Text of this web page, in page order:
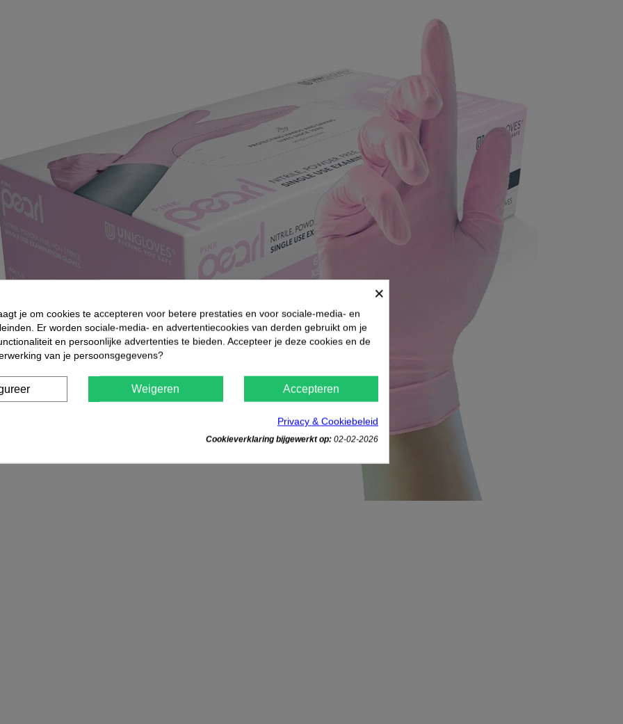
×
je om cookies te accepteren voor betere prestaties en voor sociale-media- en
Er worden sociale-media- en advertentiecookies van derden gebruikt om je
en persoonlijke advertenties te bieden. Accepteer je deze cookies en de
van je persoonsgegevens?
Weigeren Accepteren
Privacy & Cookiebeleid
Cookieverklaring bijgewerkt op: 02-02-2026